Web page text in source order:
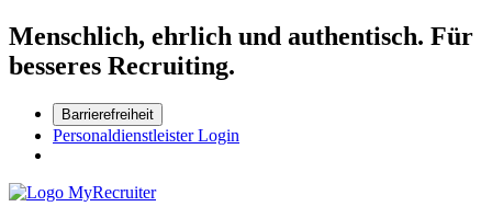
Menschlich, ehrlich und authentisch. Für
besseres Recruiting.
Barrierefreiheit
Personaldienstleister Login